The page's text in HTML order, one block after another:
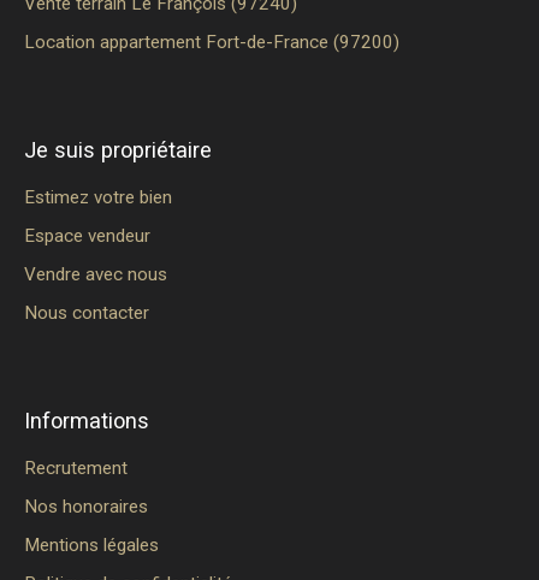
Location appartement Fort-de-France (97200)
Je suis propriétaire
Estimez votre bien
Espace vendeur
Vendre avec nous
Nous contacter
Informations
Recrutement
Nos honoraires
Mentions légales